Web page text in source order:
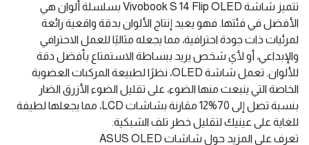
تتميز شاشة Vivobook S 14 Flip OLED بسلسلة ألوان هي
الأفضل في فئتها. فهو يعيد إنتاج الألوان بدقة واقعية رائعة
لمرئيات ذات جودة احترافية، مما يجعله مثاليًا للعمل الاحترافي
والإبداعي، أو لأي شخص يريد ببساطة الاستمتاع بأفضل دقة
للألوان. تعمل شاشة OLED، نظرًا لطبيعة المركبات العضوية
الخاصة التي ينبعث منها الضوء، على تقليل الضوء الأزرق الضار
بنسبة تصل إلى 70%12 مقارنة بشاشات LCD، مما يجعلها لطيفة
للغاية على عينيك لتقليل خطر تلف الشبكية.
تعرف على المزيد حول شاشات ASUS OLED